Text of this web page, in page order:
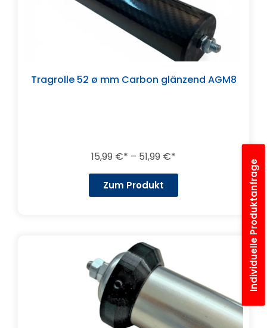
Individuelle Produktanfrage
Tragrolle 52 ø mm Carbon glänzend AGM8
15,99 € – 51,99 €
Zum Produkt